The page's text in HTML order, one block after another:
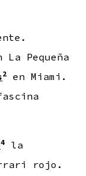
Pequeña
2
en Miami.
4
la
rojo.